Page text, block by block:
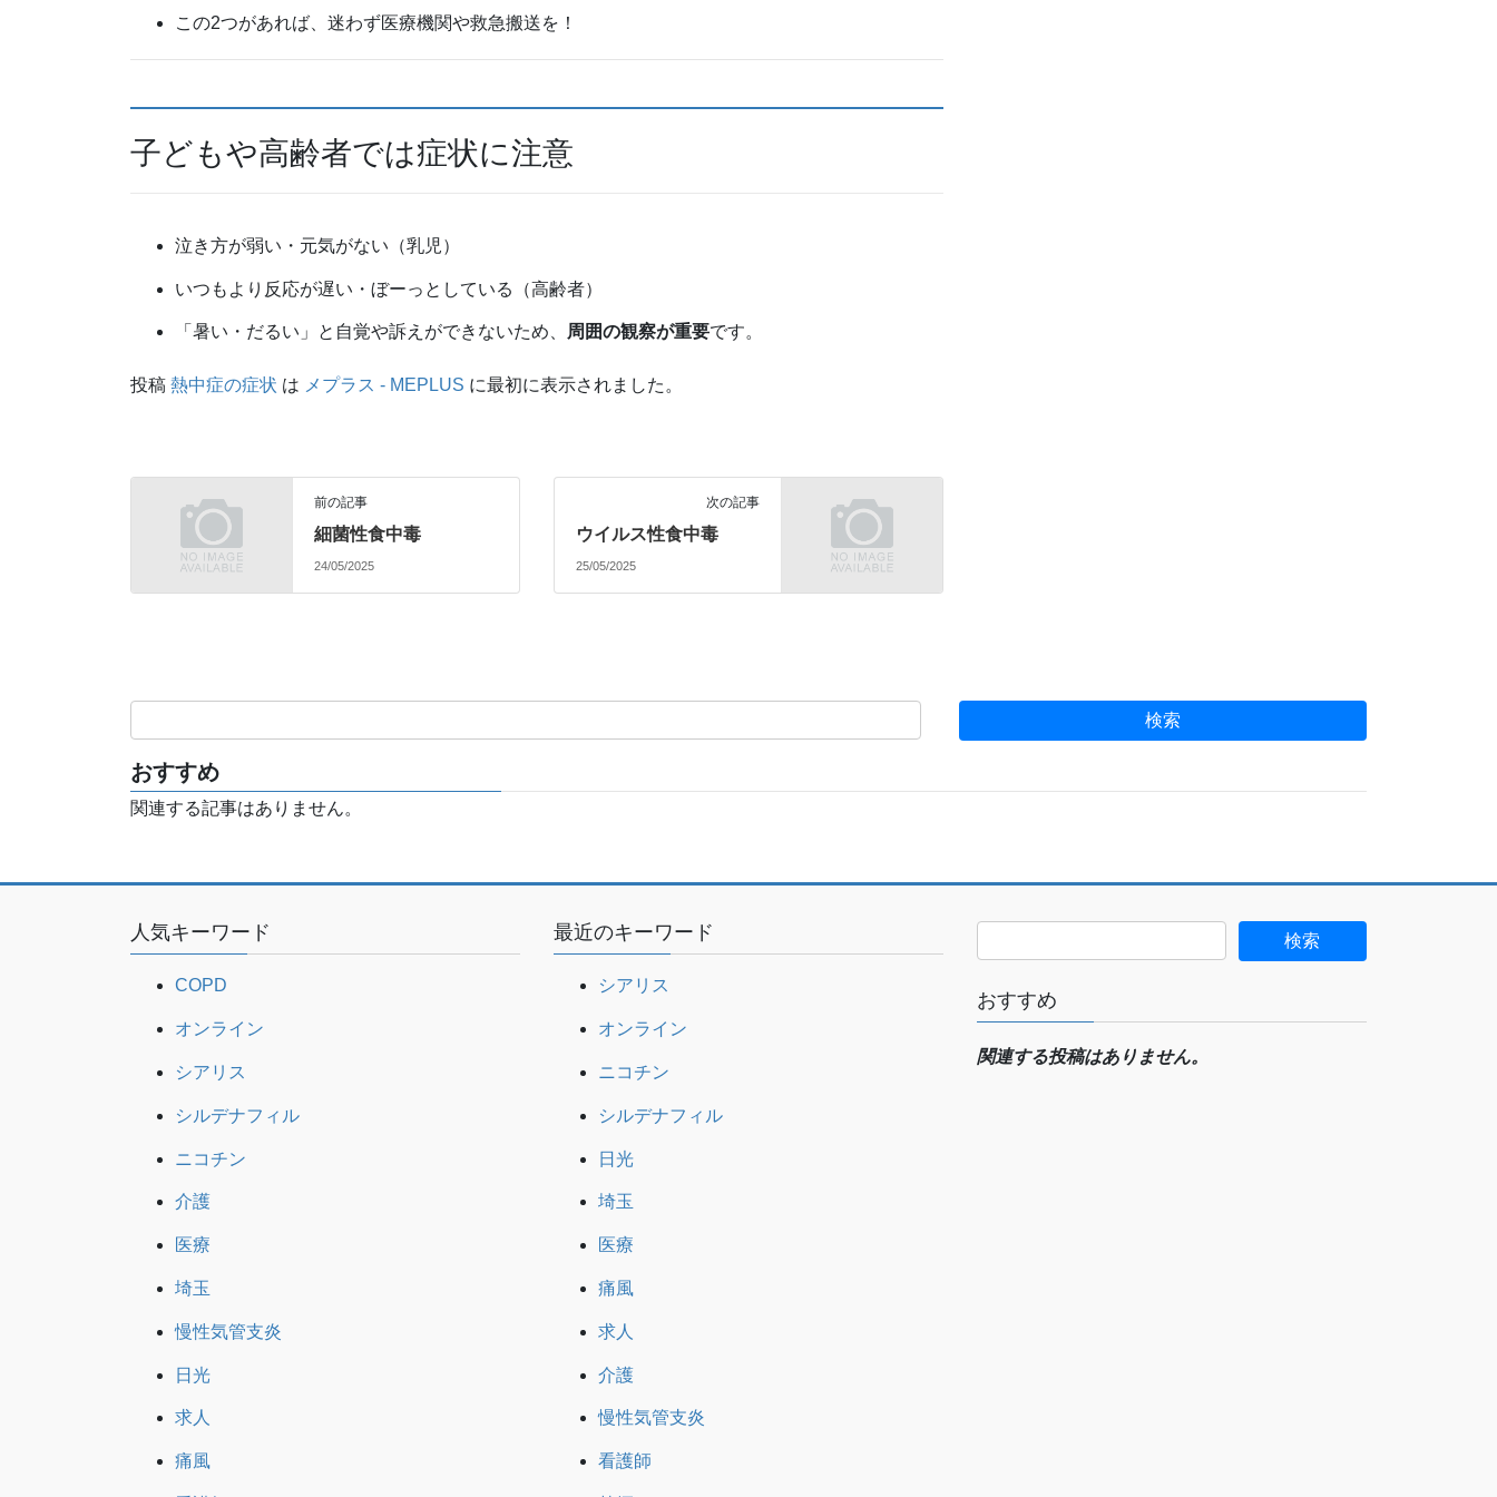
この2つがあれば、迷わず医療機関や救急搬送を！
子どもや高齢者では症状に注意
泣き方が弱い・元気がない（乳児）
いつもより反応が遅い・ぼーっとしている（高齢者）
「暑い・だるい」と自覚や訴えができないため、 周囲の観察が重要です。
投稿 熱中症の症状 は メプラス - MEPLUS に最初に表示されました。
前の記事
細菌性食中毒
24/05/2025
次の記事
ウイルス性食中毒
25/05/2025
おすすめ
関連する記事はありません。
人気キーワード
COPD
オンライン
シアリス
シルデナフィル
ニコチン
介護
医療
埼玉
慢性気管支炎
日光
求人
痛風
最近のキーワード
シアリス
オンライン
ニコチン
シルデナフィル
日光
埼玉
医療
痛風
求人
介護
慢性気管支炎
看護師
おすすめ
関連する投稿はありません。